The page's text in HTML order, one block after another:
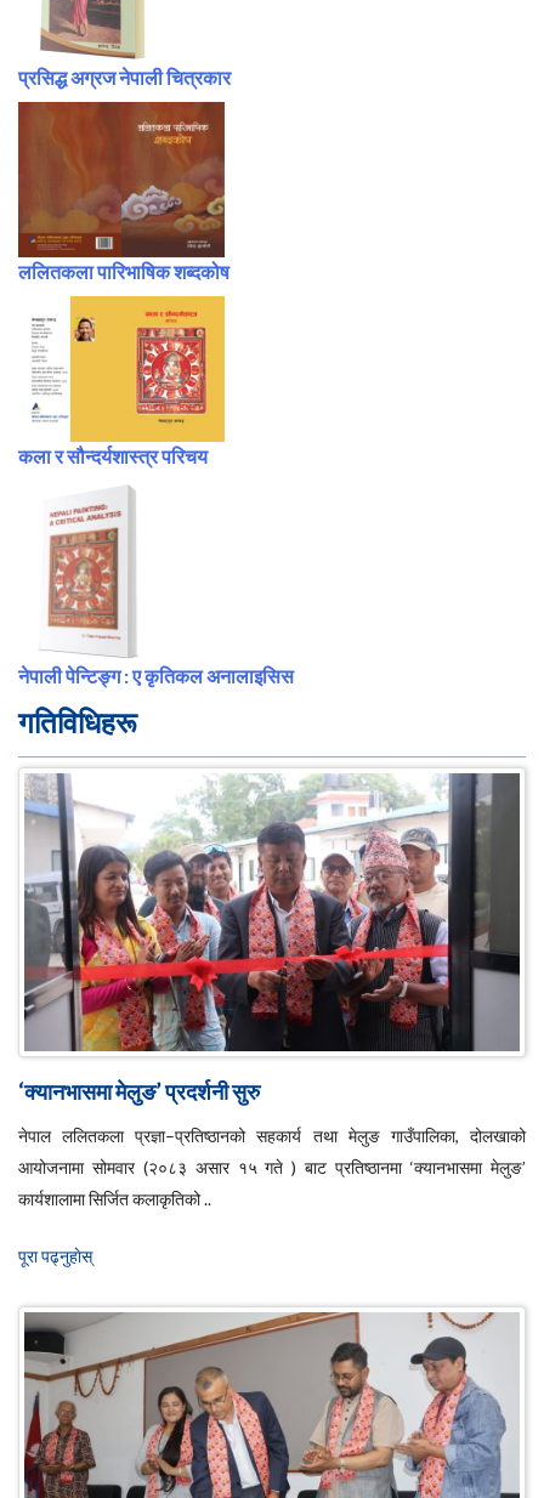
प्रसिद्ध अग्रज नेपाली चित्रकार
ललितकला पारिभाषिक शब्दकोष
कला र सौन्दर्यशास्त्र परिचय
नेपाली पेन्टिङ्ग : ए कृतिकल अनालाइसिस
गतिविधिहरू
‘क्यानभासमा मेलुङ’ प्रदर्शनी सुरु
नेपाल ललितकला प्रज्ञा–प्रतिष्ठानको सहकार्य तथा मेलुङ गाउँपालिका, दोलखाको
आयोजनामा सोमवार (२०८३ असार १५ गते ) बाट प्रतिष्ठानमा ‘क्यानभासमा मेलुङ’
कार्यशालामा सिर्जित कलाकृतिको ..
पूरा पढ्नुहाेस्